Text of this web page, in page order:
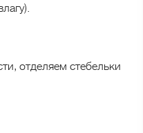
отделяем стебельки